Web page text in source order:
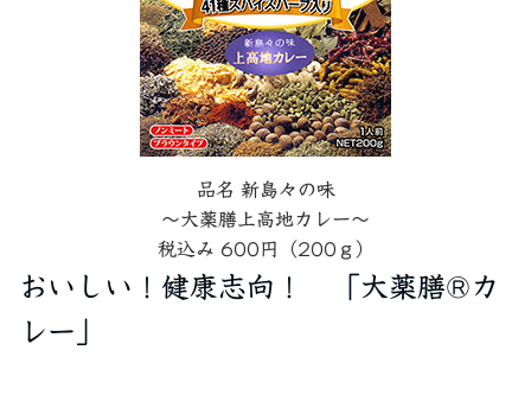
品名 新島々の味
～大薬膳上高地カレー～
税込み 600円（200ｇ）
おいしい！健康志向！ 「大薬膳®カ
レー」